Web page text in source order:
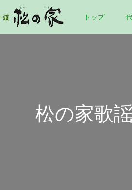
トップ
松の家歌